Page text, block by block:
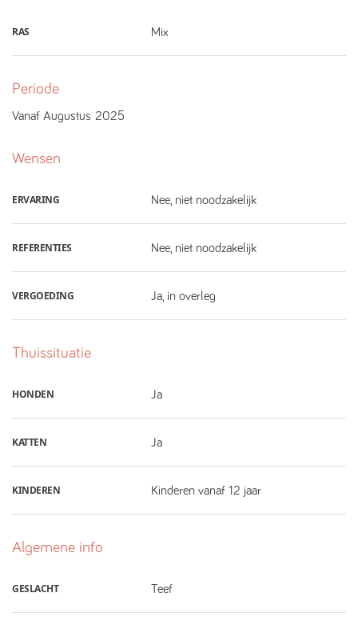
RAS Mix
Periode
Vanaf Augustus 2025
Wensen
ERVARING Nee, niet noodzakelijk
REFERENTIES Nee, niet noodzakelijk
VERGOEDING Ja, in overleg
Thuissituatie
HONDEN Ja
KATTEN Ja
KINDEREN Kinderen vanaf 12 jaar
Algemene info
GESLACHT Teef